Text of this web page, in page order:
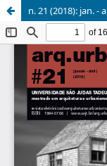
n. 21 (2018): jan. -